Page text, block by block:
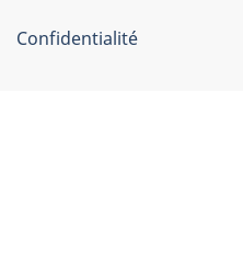
Confidentialité